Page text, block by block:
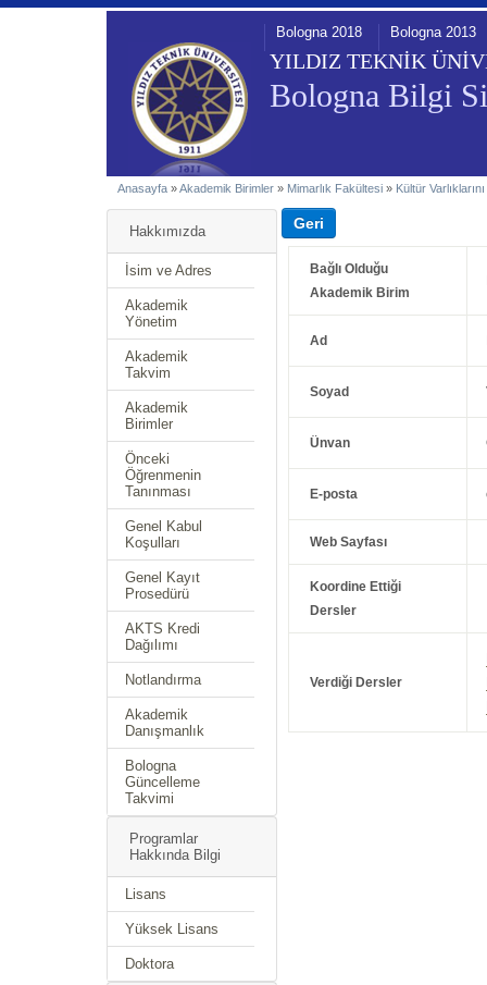
YILDIZ TEKNİK
Bologna Bilgi
Bologna 2018 Bologna 2013
Anasayfa »Akademik Birimler » Mimarlık Fakültesi » Kültür
Hakkımızda
İsim ve Adres
Akademik
Yönetim
Akademik
Takvim
Akademik
Birimler
Önceki
Öğrenmenin
Tanınması
Genel Kabul
Koşulları
Genel Kayıt
Prosedürü
AKTS Kredi
Dağılımı
Notlandırma
Akademik
Danışmanlık
Bologna
Güncelleme
Takvimi
Programlar
Hakkında Bilgi
Lisans
Yüksek Lisans
Doktora
Bağlı Olduğu
Akademik Birim
Ad
Soyad
Ünvan
E-posta
Web Sayfası
Koordine Ettiği
Dersler
Verdiği Dersler